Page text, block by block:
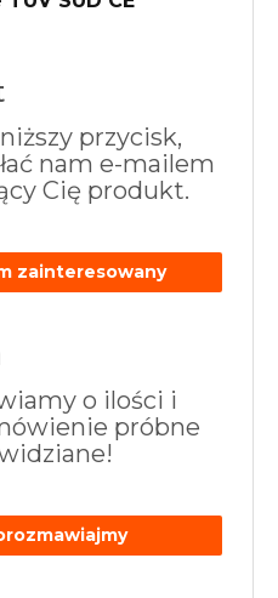
przycisk,
nam e-mailem
Cię produkt.
zainteresowany
o ilości i
próbne